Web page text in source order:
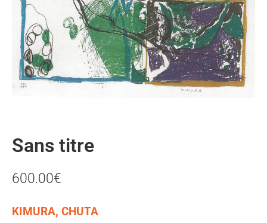
Sans titre
600.00€
KIMURA, CHUTA